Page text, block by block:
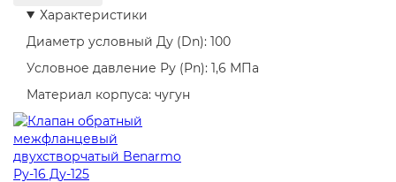
Характеристики
Диаметр условный Ду (Dn): 100
Условное давление Ру (Pn): 1,6 МПа
Материал корпуса: чугун